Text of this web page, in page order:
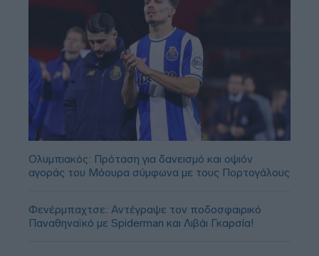
Ολυμπιακός: Πρόταση για δανεισμό και οψιόν
αγοράς του Μόουρα σύμφωνα με τους Πορτογάλους
Φενέρμπαχτσε: Αντέγραψε τον ποδοσφαιρικό
Παναθηναϊκό με Spiderman και Λιβάι Γκαρσία!